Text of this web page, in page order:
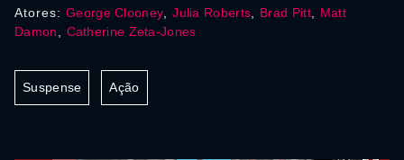
Atores: George Clooney ,Julia Roberts Brad Pitt, Matt
Damon
Catherine Zeta-Jones
Suspense Ação